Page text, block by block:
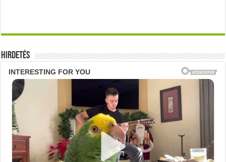
Hirdetés